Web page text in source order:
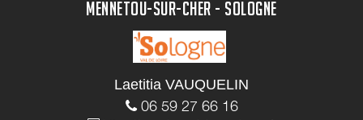
MENNETOU-SUR-CHER - SOLOGNE
Laetitia VAUQUELIN
06 59 27 66 16